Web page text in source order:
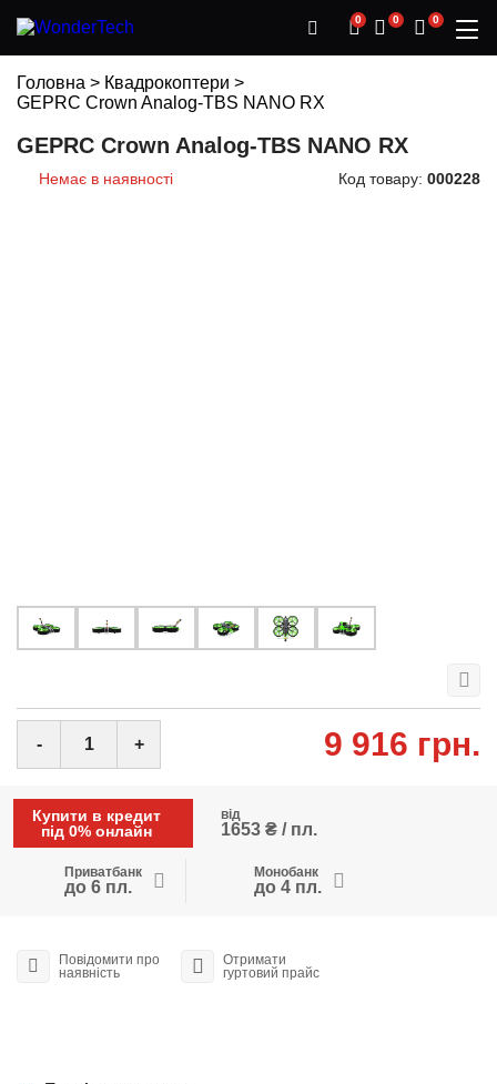
0 0 0
Головна > Квадрокоптери >
GEPRC Crown Analog-TBS NANO RX
GEPRC Crown Analog-TBS NANO RX
Немає в наявності Код товару: 000228
9 916 грн.
- +
Купити в кредит
під 0% онлайн
від
1653 ₴ / пл.
Приватбанк
до 6 пл.
Монобанк
до 4 пл.
Повідомити про
наявність
Отримати
гуртовий прайс